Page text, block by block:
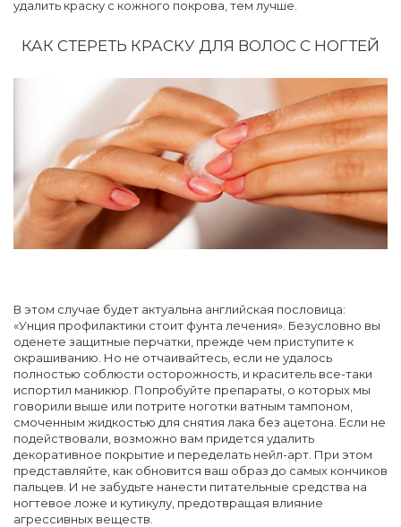
удалить краску с кожного покрова, тем лучше.
КАК СТЕРЕТЬ КРАСКУ ДЛЯ ВОЛОС С НОГТЕЙ
В этом случае будет актуальна английская пословица:
«Унция профилактики стоит фунта лечения». Безусловно вы
оденете защитные перчатки, прежде чем приступите к
окрашиванию. Но не отчаивайтесь, если не удалось
полностью соблюсти осторожность, и краситель все-таки
испортил маникюр. Попробуйте препараты, о которых мы
говорили выше или потрите ноготки ватным тампоном,
смоченным жидкостью для снятия лака без ацетона. Если не
подействовали, возможно вам придется удалить
декоративное покрытие и переделать нейл-арт. При этом
представляйте, как обновится ваш образ до самых кончиков
пальцев. И не забудьте нанести питательные средства на
ногтевое ложе и кутикулу, предотвращая влияние
агрессивных веществ.